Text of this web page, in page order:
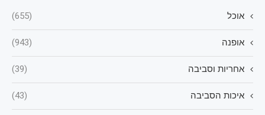
אוכל (655)
אופנה (943)
אחריות וסביבה (39)
איכות הסביבה (43)